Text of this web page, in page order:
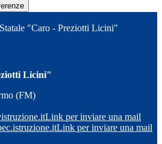
"Caro - Preziotti Licini"
Licini"
(FM)
Link per inviare una mail
Link per inviare una mail